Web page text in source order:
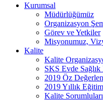
Kurumsal
Müdürlüğümüz
Organizasyon
Görev ve Yetkiler
Misyonumuz,
Kalite
Kalite
SKS Evde Sağlık
2019 Öz
2019 Yıllık
Kalite Sorumluları